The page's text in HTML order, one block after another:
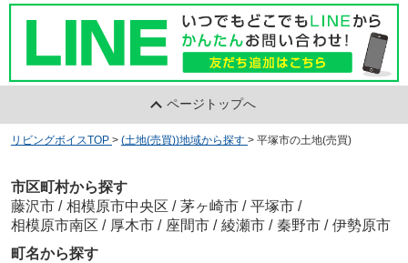
ページトップへ
リビングボイスTOP > (土地(売買))地域から探す > 平塚市の土地(売買)
市区町村から探す
藤沢市 / 相模原市中央区 / 茅ヶ崎市 / 平塚市 /
相模原市南区 / 厚木市 / 座間市 / 綾瀬市 / 秦野市 / 伊勢原市
町名から探す